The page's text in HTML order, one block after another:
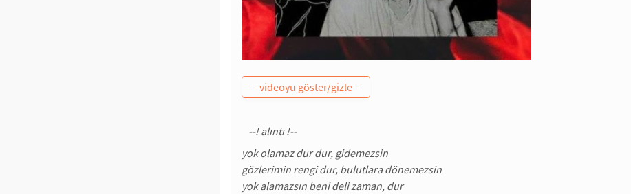
yok olamaz dur dur, gidemezsin
gözlerimin rengi dur, bulutlara dönemezsin
yok alamazsın beni deli zaman, dur